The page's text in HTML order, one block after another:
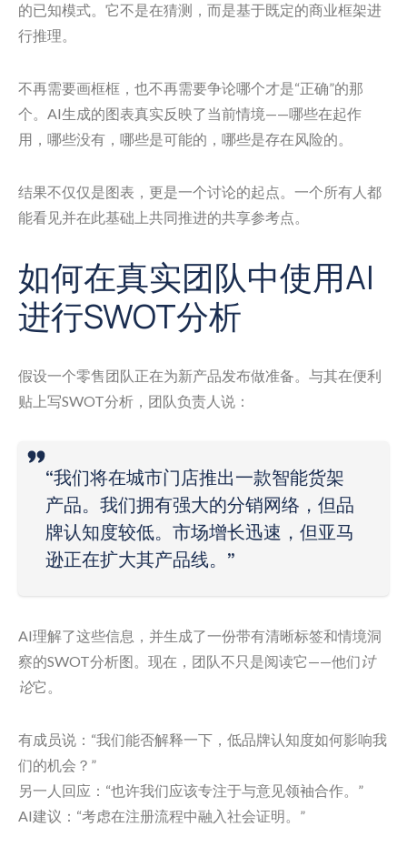
的已知模式。它不是在猜测，而是基于既定的商业框架进
行推理。
不再需要画框框，也不再需要争论哪个才是“正确”的那
个。AI生成的图表真实反映了当前情境——哪些在起作
用，哪些没有，哪些是可能的，哪些是存在风险的。
结果不仅仅是图表，更是一个讨论的起点。一个所有人都
能看见并在此基础上共同推进的共享参考点。
如何在真实团队中使用AI
进行SWOT分析
假设一个零售团队正在为新产品发布做准备。与其在便利
贴上写SWOT分析，团队负责人说：
“我们将在城市门店推出一款智能货架
产品。我们拥有强大的分销网络，但品
牌认知度较低。市场增长迅速，但亚马
逊正在扩大其产品线。”
AI理解了这些信息，并生成了一份带有清晰标签和情境洞
察的SWOT分析图。现在，团队不只是阅读它——他们讨
论它。
有成员说：“我们能否解释一下，低品牌认知度如何影响我
们的机会？”
另一人回应：“也许我们应该专注于与意见领袖合作。”
AI建议：“考虑在注册流程中融入社会证明。”